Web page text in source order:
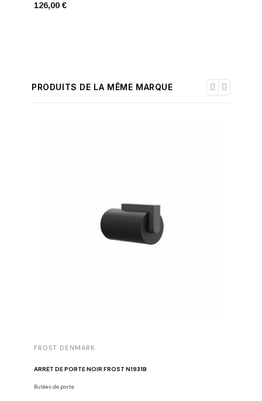
126,00 €
PRODUITS DE LA MÊME MARQUE
FROST DENMARK
ARRÊT DE PORTE NOIR FROST N1931B
Butées de porte